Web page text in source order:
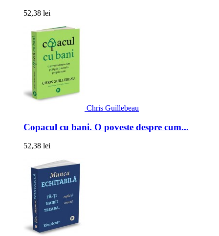
52,38 lei
Chris Guillebeau
Copacul cu bani. O poveste despre cum...
52,38 lei